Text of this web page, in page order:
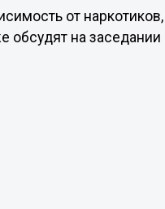
от
обсудят на заседании